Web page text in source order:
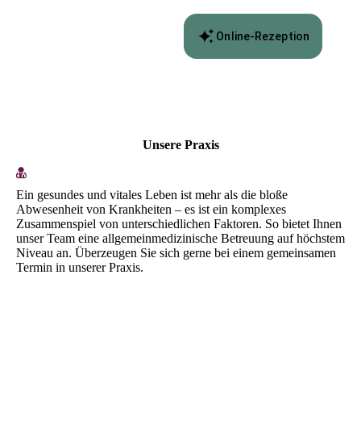
Unsere Praxis
Ein gesundes und vitales Leben ist mehr als die bloße
Abwesenheit von Krankheiten – es ist ein komplexes
Zusammenspiel von unterschiedlichen Faktoren. So bietet Ihnen
unser Team eine allgemeinmedizinische Betreuung auf höchstem
Niveau an. Überzeugen Sie sich gerne bei einem gemeinsamen
Termin in unserer Praxis.